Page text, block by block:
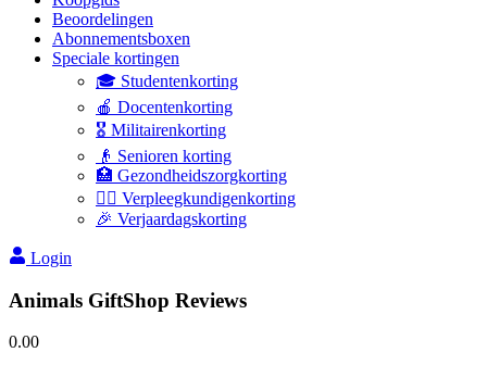
Beoordelingen
Abonnementsboxen
Speciale kortingen
🎓 Studentenkorting
🍎 Docentenkorting
🎖️ Militairenkorting
👴 Senioren korting
🏥 Gezondheidszorgkorting
👩‍⚕️ Verpleegkundigenkorting
🎉 Verjaardagskorting
Login
Animals GiftShop Reviews
0.00